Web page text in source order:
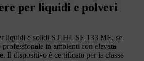
per liquidi e polveri
liquidi e solidi STIHL SE 133 ME, sei
professionale in ambienti con elevata
Il dispositivo è certificato per la classe